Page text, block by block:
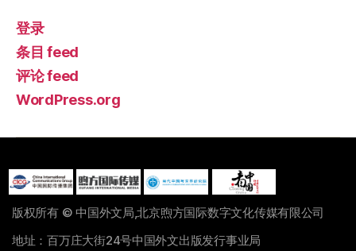
登录
条目 feed
评论 feed
WordPress.org
版权所有 © 中国外文局,北京煦方国际数字文化传媒有限公司
地址：百万庄大街24号中国外文出版发行事业局